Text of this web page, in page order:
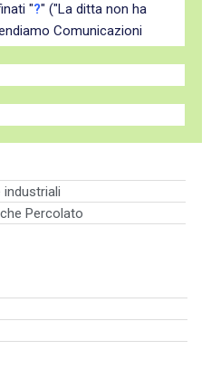
"?" ("La ditta non ha
Comunicazioni
industriali
Percolato